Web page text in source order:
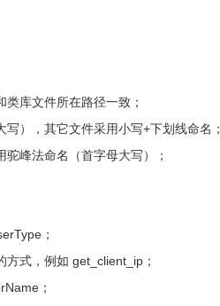
库文件所在路径一致；
），其它文件采用小写+下划线命名；
峰法命名（首字母大写）；
；
式，例如 get_client_ip；
；